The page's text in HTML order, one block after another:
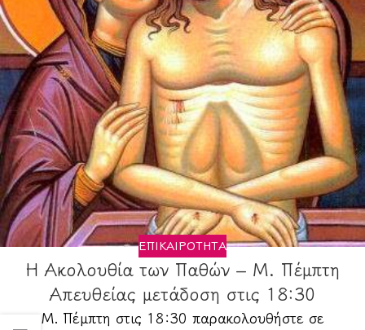
ΕΠΙΚΑΙΡΌΤΗΤΑ
Η Ακολουθία των Παθών – Μ. Πέμπτη
Απευθείας μετάδοση στις 18:30
Μ. Πέμπτη στις 18:30 παρακολουθήστε σε